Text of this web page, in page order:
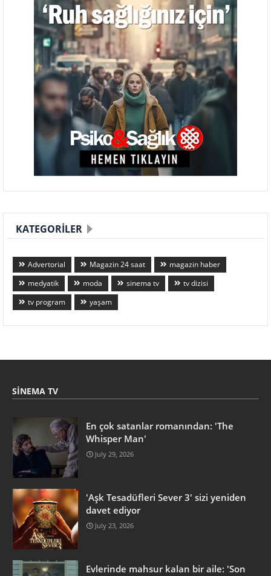
KATEGORILER
Advertorial Magazin 24 saat
magazin haber
medyatik
moda sinema tv
tv dizisi
tv program
yaşam
SINEMA TV
En çok satanlar romanından: 'The
Whisper Man'
July 29, 2026
'Aşk Tesadüfleri Sever 3' sizi yeniden
davet ediyor
July 23, 2026
Evlerinde mahsur kalan bir aile: 'Son